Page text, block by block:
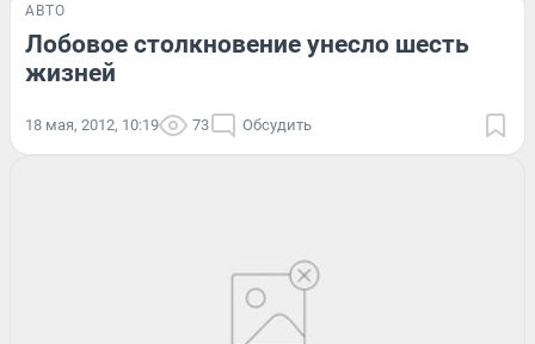
АВТО
Лобовое столкновение унесло шесть
жизней
18 мая, 2012, 10:19 73 Обсудить